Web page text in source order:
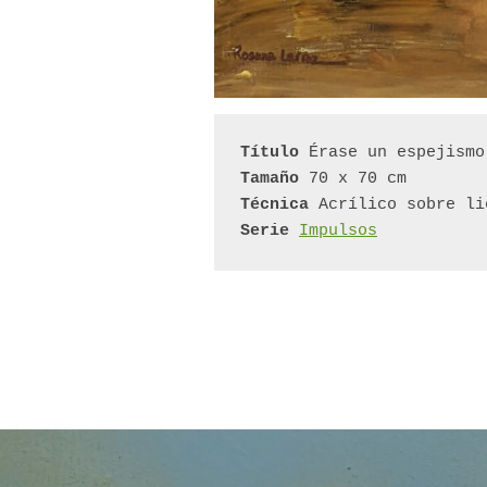
Título Érase un espejismo
Tamaño 70 x 70 cm
Técnica Acrílico sobre
Serie Impulsos